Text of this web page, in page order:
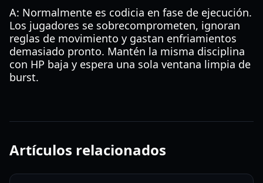
A: Normalmente es codicia en fase de ejecución.
Los jugadores se sobrecomprometen, ignoran
reglas de movimiento y gastan enfriamientos
demasiado pronto. Mantén la misma disciplina
con HP baja y espera una sola ventana limpia de
burst.
Artículos relacionados